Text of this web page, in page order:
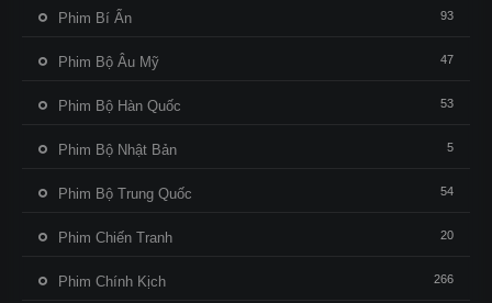
Phim Bí Ẩn 93
Phim Bộ Âu Mỹ 47
Phim Bộ Hàn Quốc 53
Phim Bộ Nhật Bản 5
Phim Bộ Trung Quốc 54
Phim Chiến Tranh 20
Phim Chính Kịch 266